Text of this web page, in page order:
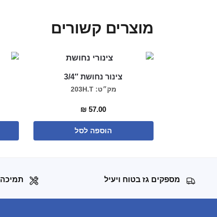
מוצרים קשורים
צינור נחושת 3/4″
מק״ט: 203H.T
₪ 57.00
הוספה לסל
מספקים גז בטוח ויעיל